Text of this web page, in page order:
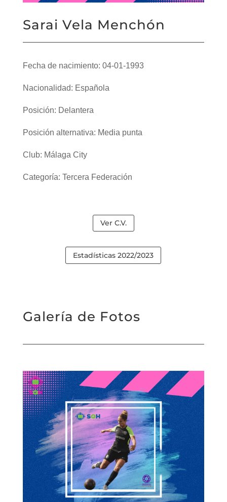
Sarai Vela Menchón
Fecha de nacimiento: 04-01-1993
Nacionalidad: Española
Posición: Delantera
Posición alternativa: Media punta
Club: Málaga City
Categoría: Tercera Federación
Ver C.V.
Estadísticas 2022/2023
Galería de Fotos